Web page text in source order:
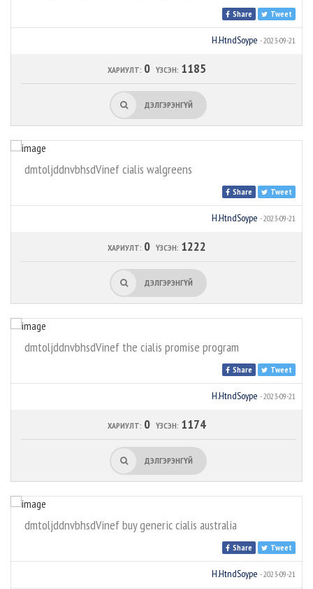
Share Tweet
H.HtndSoype - 2023-09-21
ХАРИУЛТ: 0 ҮЗСЭН: 1185
ДЭЛГЭРЭНГҮЙ
dmtoljddnvbhsdVinef cialis walgreens
Share Tweet
H.HtndSoype - 2023-09-21
ХАРИУЛТ: 0 ҮЗСЭН: 1222
ДЭЛГЭРЭНГҮЙ
dmtoljddnvbhsdVinef the cialis promise program
Share Tweet
H.HtndSoype - 2023-09-21
ХАРИУЛТ: 0 ҮЗСЭН: 1174
ДЭЛГЭРЭНГҮЙ
dmtoljddnvbhsdVinef buy generic cialis australia
Share Tweet
H.HtndSoype - 2023-09-21